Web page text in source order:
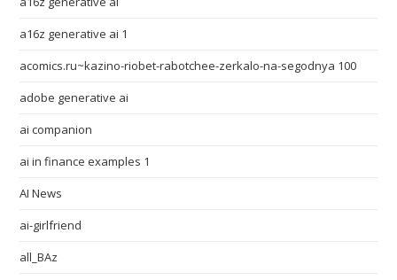
a16z generative ai 1
acomics.ru~kazino-riobet-rabotchee-zerkalo-na-segodnya 100
adobe generative ai
ai companion
ai in finance examples 1
AI News
ai-girlfriend
all_BAz